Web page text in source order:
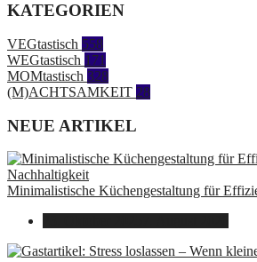
KATEGORIEN
VEGtastisch 558
WEGtastisch 171
MOMtastisch 328
(M)ACHTSAMKEIT 28
NEUE ARTIKEL
Minimalistische Küchengestaltung für